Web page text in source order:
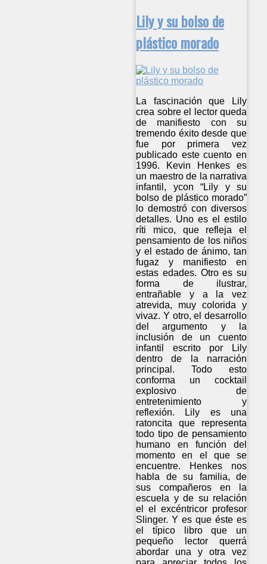
Lily y su bolso de
plástico morado
La fascinación que Lily
crea sobre el lector queda
de manifiesto con su
tremendo éxito desde que
fue por primera vez
publicado este cuento en
1996. Kevin Henkes es
un maestro de la narrativa
infantil, ycon “Lily y su
bolso de plástico morado”
lo demostró con diversos
detalles. Uno es el estilo
ríti mico, que refleja el
pensamiento de los niños
y el estado de ánimo, tan
fugaz y manifiesto en
estas edades. Otro es su
forma de ilustrar,
entrañable y a la vez
atrevida, muy colorida y
vivaz. Y otro, el desarrollo
del argumento y la
inclusión de un cuento
infantil escrito por Lily
dentro de la narración
principal. Todo esto
conforma un cocktail
explosivo de
entretenimiento y
reflexión. Lily es una
ratoncita que representa
todo tipo de pensamiento
humano en función del
momento en el que se
encuentre. Henkes nos
habla de su familia, de
sus compañeros en la
escuela y de su relación
el el excéntricor profesor
Slinger. Y es que éste es
el típico libro que un
pequeño lector querrá
abordar una y otra vez